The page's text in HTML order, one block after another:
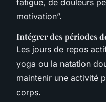
motivation”.
Intégrer des périodes
Les jours de repos
yoga ou la natation
maintenir une activité
corps.